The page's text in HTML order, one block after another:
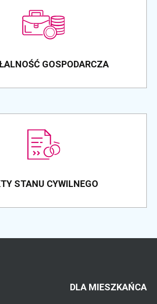
GOSPODARCZA
STANU CYWILNEGO
DLA MIESZKAŃCA